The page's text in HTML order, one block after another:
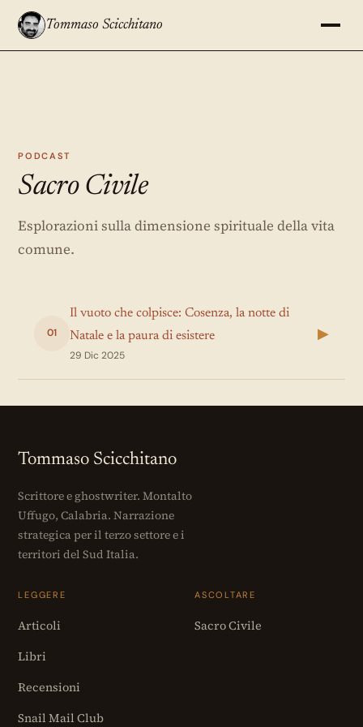
Tommaso Scicchitano
PODCAST
Sacro Civile
Esplorazioni sulla dimensione spirituale della vita
comune.
01
Il vuoto che colpisce: Cosenza, la notte di
Natale e la paura di esistere
29 Dic 2025
▶
Tommaso Scicchitano
Scrittore e ghostwriter. Montalto
Uffugo, Calabria. Narrazione
strategica per il terzo settore e i
territori del Sud Italia.
LEGGERE
Articoli
Libri
Recensioni
Snail Mail Club
ASCOLTARE
Sacro Civile